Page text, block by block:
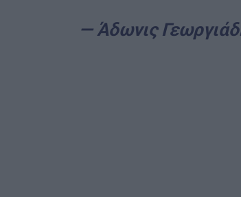
— Άδωνις